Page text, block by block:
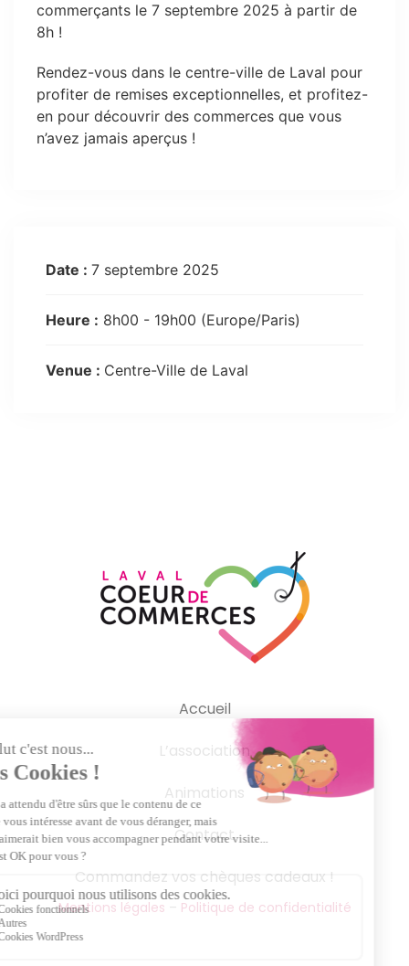
commerçants le 7 septembre 2025 à partir de
8h !
Rendez-vous dans le centre-ville de Laval pour
profiter de remises exceptionnelles, et profitez-
en pour découvrir des commerces que vous
n’avez jamais aperçus !
Date : 7 septembre 2025
Heure : 8h00 - 19h00 (Europe/Paris)
Venue : Centre-Ville de Laval
Accueil
L’association
Animations
Contact
Commandez vos chèques cadeaux !
Mentions légales – Politique de confidentialité